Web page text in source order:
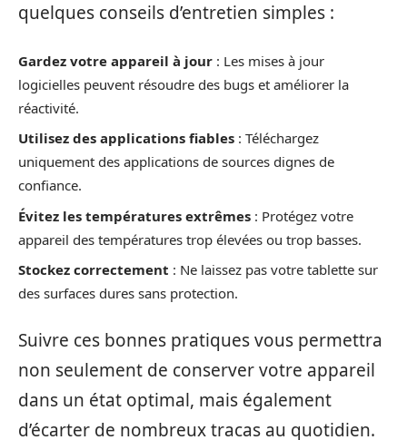
quelques conseils d’entretien simples :
Gardez votre appareil à jour : Les mises à jour
logicielles peuvent résoudre des bugs et améliorer la
réactivité.
Utilisez des applications fiables : Téléchargez
uniquement des applications de sources dignes de
confiance.
Évitez les températures extrêmes : Protégez votre
appareil des températures trop élevées ou trop basses.
Stockez correctement : Ne laissez pas votre tablette sur
des surfaces dures sans protection.
Suivre ces bonnes pratiques vous permettra
non seulement de conserver votre appareil
dans un état optimal, mais également
d’écarter de nombreux tracas au quotidien.